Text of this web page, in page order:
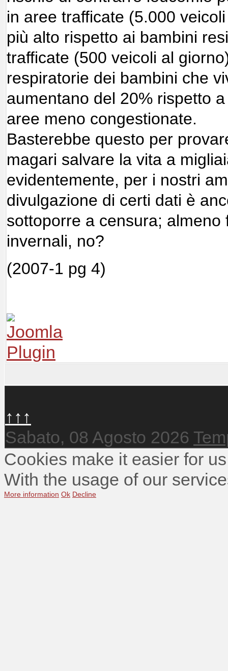
in aree trafficate (5.000
più alto rispetto ai bambini
trafficate (500 veicoli al
respiratorie dei bambini che
aumentano del 20% rispetto
aree meno congestionate.
Basterebbe questo per
magari salvare la vita a
evidentemente, per i nostri
divulgazione di certi dati è
sottoporre a censura; almeno
invernali, no?
(2007-1 pg 4)
↑↑↑
Sabato, 08 Agosto 2026
Cookies make it easier for
With the usage of our
More information Ok Decline